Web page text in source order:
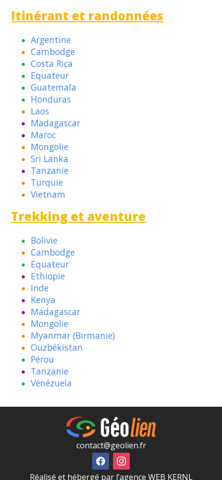
Itinérant et randonnées
Argentine
Cambodge
Costa Rica
Equateur
Guatemala
Honduras
Laos
Madagascar
Maroc
Mongolie
Sri Lanka
Tanzanie
Turquie
Vietnam
Trekking et aventure
Bolivie
Cambodge
Equateur
Ethiopie
Inde
Kenya
Madagascar
Mongolie
Myanmar (Birmanie)
Ouzbékistan
Pérou
Tanzanie
Vénézuela
contact@geolien.fr
Réalisé et hébergé par l’agence WEB KERNL